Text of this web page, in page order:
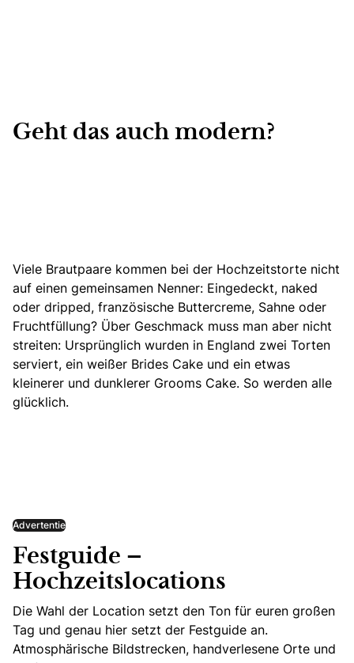
Geht das auch modern?
Viele Brautpaare kommen bei der Hochzeitstorte nicht
auf einen gemeinsamen Nenner: Eingedeckt, naked
oder dripped, französische Buttercreme, Sahne oder
Fruchtfüllung? Über Geschmack muss man aber nicht
streiten: Ursprünglich wurden in England zwei Torten
serviert, ein weißer Brides Cake und ein etwas
kleinerer und dunklerer Grooms Cake. So werden alle
glücklich.
Advertentie
Festguide –
Hochzeitslocations
Die Wahl der Location setzt den Ton für euren großen
Tag und genau hier setzt der Festguide an.
Atmosphärische Bildstrecken, handverlesene Orte und